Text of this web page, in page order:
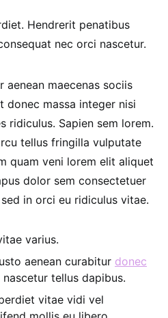
Hendrerit penatibus
nec orci nascetur.
aenean maecenas sociis
donec massa integer nisi
ridiculus. Sapien sem lorem.
tellus fringilla vulputate
quam veni lorem elit aliquet
dolor sem consectetuer
in orci eu ridiculus vitae.
varius.
aenean curabitur donec
nascetur tellus dapibus.
vitae vidi vel